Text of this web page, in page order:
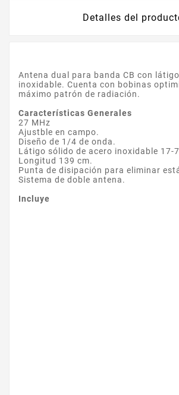
Detalles del
Antena dual para banda CB con
inoxidable. Cuenta con bobinas
máximo patrón de radiación.
Características Generales
27 MHz
Ajustble en campo.
Diseño de 1/4 de onda.
Látigo sólido de acero inoxidable 17-
Longitud 139 cm.
Punta de disipación para eliminar
Sistema de doble antena.
Incluye